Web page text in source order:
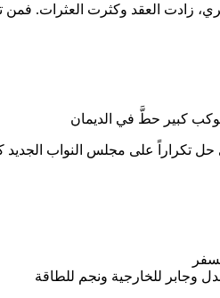
العقد وكثرت العثرات. فمن
على مجلس النواب الجديد
وجابر للخارجية ونجم للطاقة